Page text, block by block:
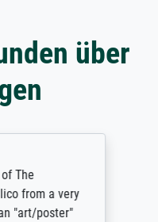
über
The
from a very
"art/poster"